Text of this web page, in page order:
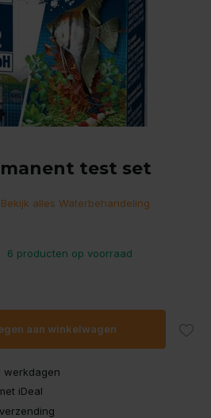
test set
Bekijk alles Waterbehandeling
6 producten op voorraad
aan winkelwagen
werkdagen
iDeal